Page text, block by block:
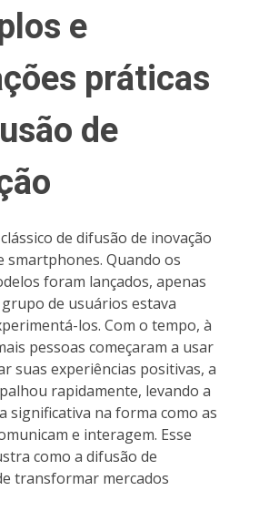
e
práticas
de
de difusão de inovação
smartphones. Quando os
foram lançados, apenas
de usuários estava
los. Com o tempo, à
pessoas começaram a usar
suas experiências positivas, a
rapidamente, levando a
significativa na forma como as
e interagem. Esse
como a difusão de
transformar mercados